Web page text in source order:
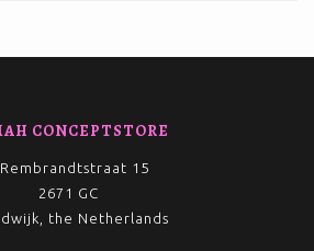
CONCEPTSTORE
Rembrandtstraat 15
2671 GC
the Netherlands